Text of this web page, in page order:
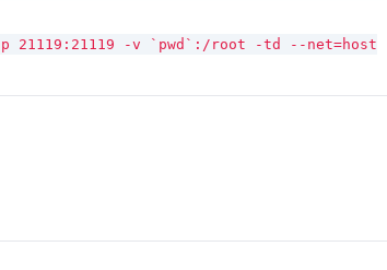
p 21119:21119 -v `pwd`:/root -td --net=host